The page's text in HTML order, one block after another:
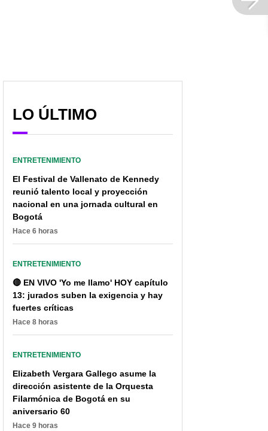
muestra cómo está su
cuerpo horas después
LO ÚLTIMO
ENTRETENIMIENTO
El Festival de Vallenato de Kennedy
reunió talento local y proyección
nacional en una jornada cultural en
Bogotá
Hace 6 horas
ENTRETENIMIENTO
🔴 EN VIVO 'Yo me llamo' HOY capítulo
13: jurados suben la exigencia y hay
fuertes críticas
Hace 8 horas
ENTRETENIMIENTO
Elizabeth Vergara Gallego asume la
dirección asistente de la Orquesta
Filarmónica de Bogotá en su
aniversario 60
Hace 9 horas